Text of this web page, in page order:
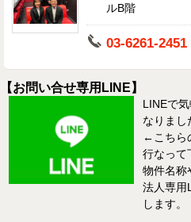
ルB階
03-6261-2451
【お問い合せ専用LINE】
LINEで
なりまし
←こちら
行なって
物件名称
法人専用
します。